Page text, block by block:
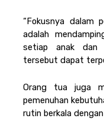
“Fokusnya dalam
adalah
setiap anak dan
tersebut dapat
Orang tua juga
pemenuhan
rutin berkala